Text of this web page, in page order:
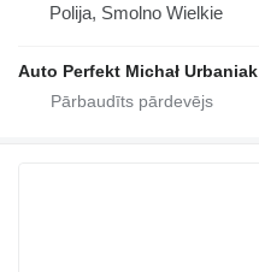
Polija, Smolno Wielkie
Auto Perfekt Michał Urbaniak